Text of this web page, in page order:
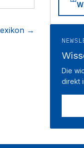
→
Die
direkt